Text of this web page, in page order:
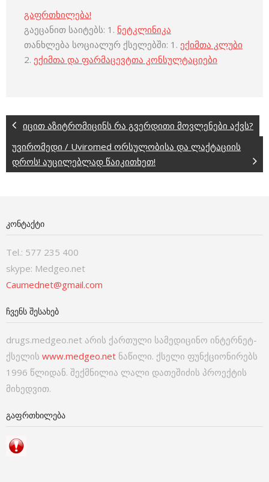
გაფრთხილება!
გაეცანით საიტებს: 1. ნეტკლინიკა
თანხლება სოციალურ ქსელებში: 1. ექიმთა კლუბი
2. ექიმთა და ფარმაცევტთა კონსულტაციები
იცით აზიტრომიცინს რა გვერდითი მოვლენები აქვს?
უვირომედი / Uviromed ორსულობისა და ლაქტაციის
დროს! აუცილებლად წაიკითხეთ!
ᲙᲝᲜᲢᲐᲥᲢᲘ
Tel.: 577 235 400
skype: Medgeo.net
Caumednet@gmail.com
ᲩᲕᲔᲜᲡ ᲨᲔᲡᲐᲮᲔᲑ
drugs.medgeo.net არის ქართული სამედიცინო ინტერნეტ-
ქსელის www.medgeo.net ნაწილი. ქსელი ფუნქციონირებს
1996 წლიდან. შექმნილია ლალი დათეშიძის პროექტის
მიხედვით.
ᲒᲐᲤᲠᲗᲮᲘᲚᲔᲑᲐ